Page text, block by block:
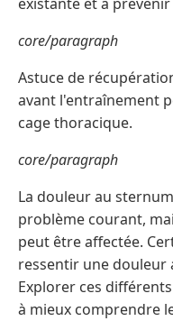
core/paragraph
Astuce de
avant l'entraînement
cage thoracique.
core/paragraph
La douleur au
problème courant,
peut être affectée.
ressentir une douleur
Explorer ces
à mieux comprendre